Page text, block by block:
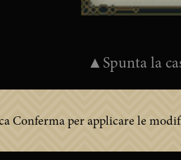
▲Spunta la
Conferma per applicare le